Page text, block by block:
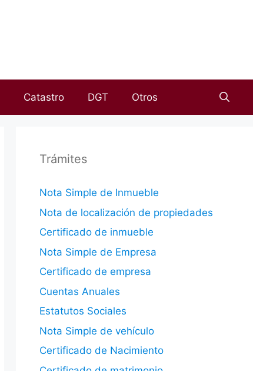
Catastro DGT Otros
Trámites
Nota Simple de Inmueble
Nota de localización de propiedades
Certificado de inmueble
Nota Simple de Empresa
Certificado de empresa
Cuentas Anuales
Estatutos Sociales
Nota Simple de vehículo
Certificado de Nacimiento